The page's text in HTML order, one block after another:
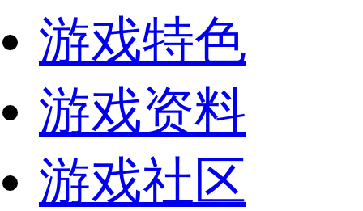
游戏特色
游戏资料
游戏社区